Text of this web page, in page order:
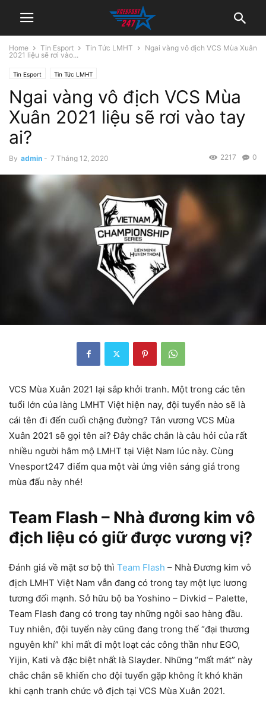
Home Tin Esport Tin Tức LMHT
Ngai vàng vô địch VCS Mùa Xuân
2021 liệu sẽ rơi vào...
Tin Esport Tin Tức LMHT
Ngai vàng vô địch VCS Mùa
Xuân 2021 liệu sẽ rơi vào tay
ai?
By admin - 7 Tháng 12, 2020 0
2217
VCS Mùa Xuân 2021 lại sắp khởi tranh. Một trong các tên
tuổi lớn của làng LMHT Việt hiện nay, đội tuyển nào sẽ là
cái tên đi đến cuối chặng đường? Tân vương VCS Mùa
Xuân 2021 sẽ gọi tên ai? Đây chắc chắn là câu hỏi của rất
nhiều người hâm mộ LMHT tại Việt Nam lúc này. Cùng
Vnesport247 điểm qua một vài ứng viên sáng giá trong
mùa đấu này nhé!
Team Flash – Nhà đương kim vô
địch liệu có giữ được vương vị?
Đánh giá về mặt sơ bộ thì Team Flash – Nhà Đương kim vô
địch LMHT Việt Nam vẫn đang có trong tay một lực lương
tương đối mạnh. Sở hữu bộ ba Yoshino – Divkid – Palette,
Team Flash đang có trong tay những ngôi sao hàng đầu.
Tuy nhiên, đội tuyển này cũng đang trong thế “đại thương
nguyên khí” khi mất đi một loạt các công thần như EGO,
Yijin, Kati và đặc biệt nhất là Slayder. Những “mất mát” này
chắc chắn sẽ khiến cho đội tuyển gặp không ít khó khăn
khi cạnh tranh chức vô địch tại VCS Mùa Xuân 2021.